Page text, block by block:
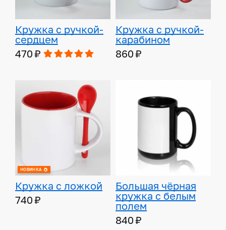
Кружка с ручкой-
сердцем
470 ₽
Кружка с ручкой-
карабином
860 ₽
НОВИНКА
Кружка с ложкой
740 ₽
Большая чёрная
кружка с белым
полем
840 ₽